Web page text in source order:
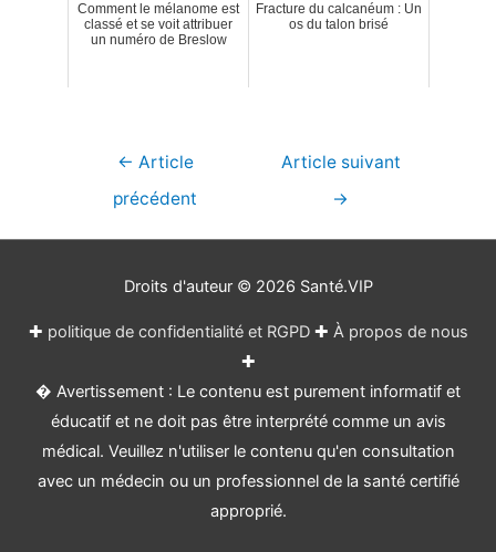
Comment le mélanome est
classé et se voit attribuer
un numéro de Breslow
Fracture du calcanéum : Un
os du talon brisé
Navigation
← Article
précédent
Article suivant
→
Droits d'auteur © 2026 Santé.VIP
✚ politique de confidentialité et RGPD✚ À propos de nous
✚
� Avertissement : Le contenu est purement informatif et
éducatif et ne doit pas être interprété comme un avis
médical. Veuillez n'utiliser le contenu qu'en consultation
avec un médecin ou un professionnel de la santé certifié
approprié.